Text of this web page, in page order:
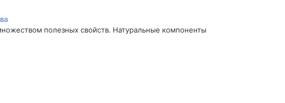
полезных свойств. Натуральные компоненты